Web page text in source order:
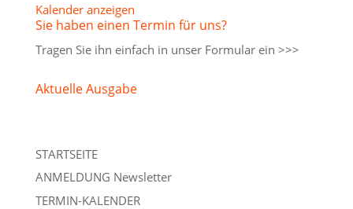
Kalender anzeigen
Sie haben einen Termin für uns?
Tragen Sie ihn einfach in unser Formular ein >>>
Aktuelle Ausgabe
STARTSEITE
ANMELDUNG Newsletter
TERMIN-KALENDER